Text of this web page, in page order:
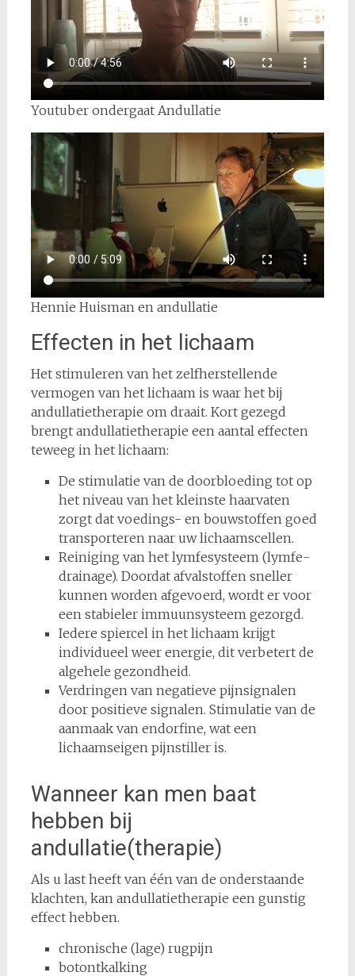
Youtuber ondergaat Andullatie
Hennie Huisman en andullatie
Effecten in het lichaam
Het stimuleren van het zelfherstellende
vermogen van het lichaam is waar het bij
andullatietherapie om draait. Kort gezegd
brengt andullatietherapie een aantal effecten
teweeg in het lichaam:
De stimulatie van de doorbloeding tot op
het niveau van het kleinste haarvaten
zorgt dat voedings- en bouwstoffen goed
transporteren naar uw lichaamscellen.
Reiniging van het lymfesysteem (lymfe-
drainage). Doordat afvalstoffen sneller
kunnen worden afgevoerd, wordt er voor
een stabieler immuunsysteem gezorgd.
Iedere spiercel in het lichaam krijgt
individueel weer energie, dit verbetert de
algehele gezondheid.
Verdringen van negatieve pijnsignalen
door positieve signalen. Stimulatie van de
aanmaak van endorfine, wat een
lichaamseigen pijnstiller is.
Wanneer kan men baat
hebben bij
andullatie(therapie)
Als u last heeft van één van de onderstaande
klachten, kan andullatietherapie een gunstig
effect hebben.
chronische (lage) rugpijn
botontkalking